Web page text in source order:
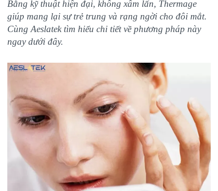
Bằng kỹ thuật hiện đại, không xâm lấn, Thermage
giúp mang lại sự trẻ trung và rạng ngời cho đôi mắt.
Cùng Aeslatek tìm hiểu chi tiết về phương pháp này
ngay dưới đây.